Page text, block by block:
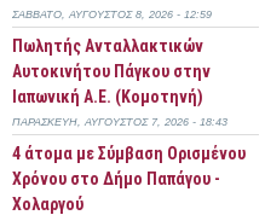
ΣΆΒΒΑΤΟ, ΑΎΓΟΥΣΤΟΣ 8, 2026 - 12:59
Πωλητής Ανταλλακτικών
Αυτοκινήτου Πάγκου στην
Ιαπωνική Α.Ε. (Κομοτηνή)
ΠΑΡΑΣΚΕΥΉ, ΑΎΓΟΥΣΤΟΣ 7, 2026 - 18:43
4 άτομα με Σύμβαση Ορισμένου
Χρόνου στο Δήμο Παπάγου -
Χολαργού